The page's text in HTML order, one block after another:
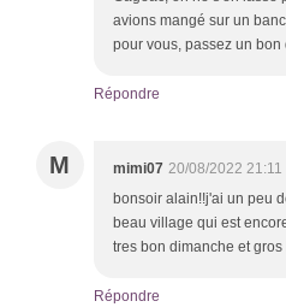
avions mangé sur un
pour vous, passez un
Répondre
M mimi07 20/08/2022 21:11
bonsoir alain!!j'ai un peu
beau village qui est
tres bon dimanche et
Répondre